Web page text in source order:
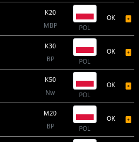
K20
MBP
POL
OK
K30
BP
POL
OK
K50
Nw
POL
OK
M20
BP
POL
OK